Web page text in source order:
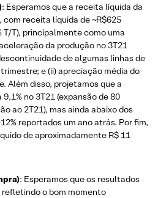
: Esperamos que a receita líquida da
com receita líquida de ~R$625
T/T), principalmente como uma
da produção no 3T21
de algumas linhas de
e (ii) apreciação média do
Além disso, projetamos que a
no 3T21 (expansão de 80
ao 2T21), mas ainda abaixo dos
reportados um ano atrás. Por fim,
de aproximadamente R$ 11
: Esperamos que os resultados
o bom momento